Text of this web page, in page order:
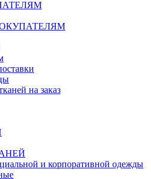
на заказ
и корпоративной одежды